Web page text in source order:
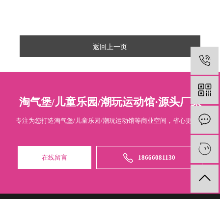
返回上一页
淘气堡/儿童乐园/潮玩运动馆·源头厂家
专注为您打造淘气堡/儿童乐园/潮玩运动馆等商业空间，省心更专业
在线留言 18666081130